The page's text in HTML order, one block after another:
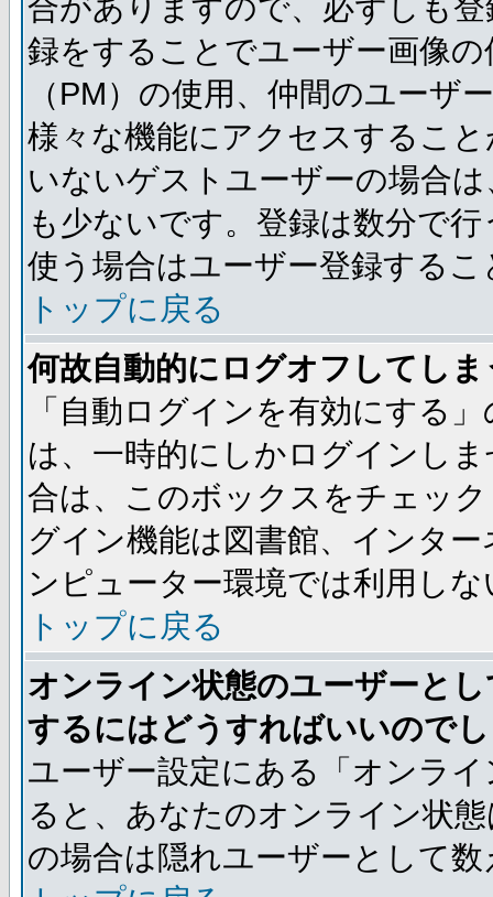
合がありますので、必ずしも
録をすることでユーザー画像
（PM）の使用、仲間のユーザ
様々な機能にアクセスするこ
いないゲストユーザーの場合
も少ないです。登録は数分で
使う場合はユーザー登録する
トップに戻る
何故自動的にログオフしてし
「自動ログインを有効にする
は、一時的にしかログインし
合は、このボックスをチェッ
グイン機能は図書館、インタ
ンピューター環境では利用し
トップに戻る
オンライン状態のユーザーと
するにはどうすればいいので
ユーザー設定にある「オンラ
ると、あなたのオンライン状
の場合は隠れユーザーとして